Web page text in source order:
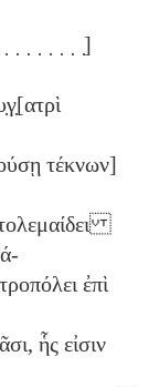
̣]
τέκνων]
ἐπὶ
ἧς εἰσιν